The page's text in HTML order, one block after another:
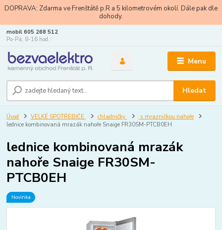
DOPRAVA: Zdarma ve Frenštátě p.R a 5 kilometrovém okolí. Dále pak dle
dohody.
Menu
Hledat
mobil 605 268 512
Po-Pá, 8-16 hod.
Úvod VELKÉ SPOTŘEBIČE chladničky
s mrazničkou nahoře
lednice kombinovaná mrazák nahoře Snaige FR30SM-PTCB0EH
lednice kombinovaná mrazák
nahoře Snaige FR30SM-
PTCB0EH
Novinka